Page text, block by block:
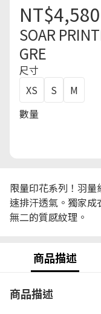
NT$4,580
SOAR
GRE
尺寸
XS
S
M
數量
限量印花系列！羽
速排汗透氣。獨家
無二的質感紋理。
商品描述
商品描述